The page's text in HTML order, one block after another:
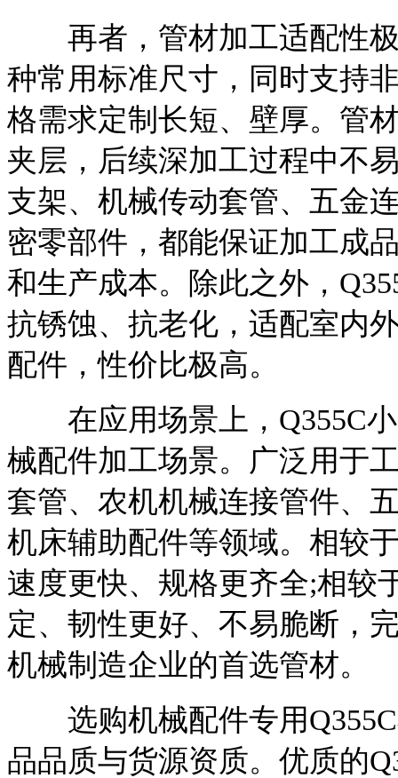
再者，管材加工适配性极
种常用标准尺寸，同时支持
格需求定制长短、壁厚。管
夹层，后续深加工过程中不
支架、机械传动套管、五金
密零部件，都能保证加工成
和生产成本。除此之外，
抗锈蚀、抗老化，适配室内
配件，性价比极高。
在应用场景上，Q355C小
械配件加工场景。广泛用于
套管、农机机械连接管件、
机床辅助配件等领域。相较
速度更快、规格更齐全;相较
定、韧性更好、不易脆断，
机械制造企业的首选管材。
选购机械配件专用Q355C
品品质与货源资质。优质的